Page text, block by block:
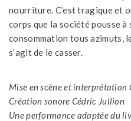
nourriture. C’est tragique et
corps que la société pousse
consommation tous azimuts,
s’agit de le casser.
Mise en scène et
Création sonore Cédric Jullion
Une performance adaptée du